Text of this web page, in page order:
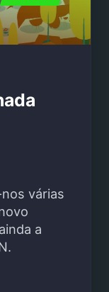
várias
a